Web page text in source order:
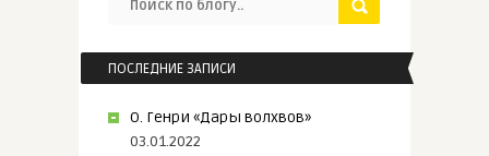
ПОСЛЕДНИЕ ЗАПИСИ
О. Генри «Дары волхвов»
03.01.2022